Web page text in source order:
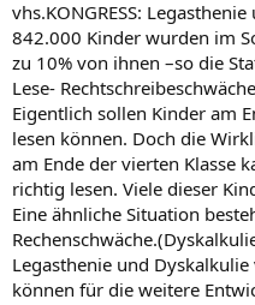
r
a
vhs.KONGRESS:
842.000 Kinder wurden im
zu 10% von ihnen –so die
Lese-
Eigentlich sollen Kinder am
lesen können. Doch die
am Ende der vierten Klasse
richtig lesen. Viele dieser
Eine ähnliche Situation
Legasthenie und
können für die weitere